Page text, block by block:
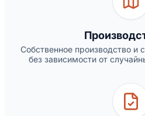
Собственное производство
без зависимости от